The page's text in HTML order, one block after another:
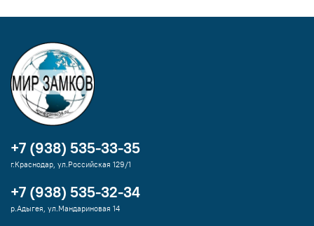
+7 (938) 535-33-35
г.Краснодар, ул.Российская 129/1
+7 (938) 535-32-34
р.Адыгея, ул.Мандариновая 14